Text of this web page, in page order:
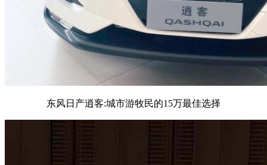
东风日产逍客:城市游牧民的15万最佳选择